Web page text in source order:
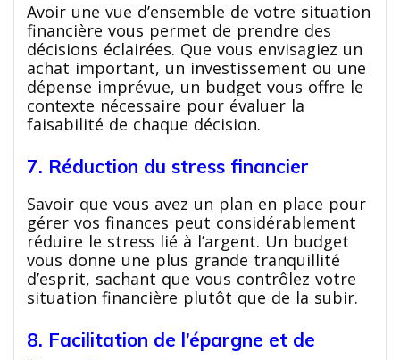
Avoir une vue d’ensemble de votre situation
financière vous permet de prendre des
décisions éclairées. Que vous envisagiez un
achat important, un investissement ou une
dépense imprévue, un budget vous offre le
contexte nécessaire pour évaluer la
faisabilité de chaque décision.
7. Réduction du stress financier
Savoir que vous avez un plan en place pour
gérer vos finances peut considérablement
réduire le stress lié à l’argent. Un budget
vous donne une plus grande tranquillité
d’esprit, sachant que vous contrôlez votre
situation financière plutôt que de la subir.
8. Facilitation de l’épargne et de